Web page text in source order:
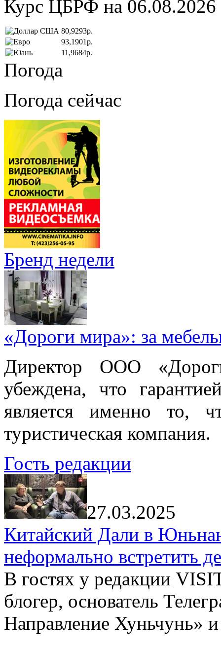
Курс ЦБРФ на 06.08.2026
80,9293р.
93,1901р.
11,9684р.
Погода
Погода сейчас
Бренд недели
«Дороги мира»: за
Директор ООО
убеждена, что
является именно то,
туристическая компания.
Гость редакции
27.03.2025
Китайский Дали в
неформально встретить
В гостях у редакции
блогер, основатель
Направление Хуньчунь»